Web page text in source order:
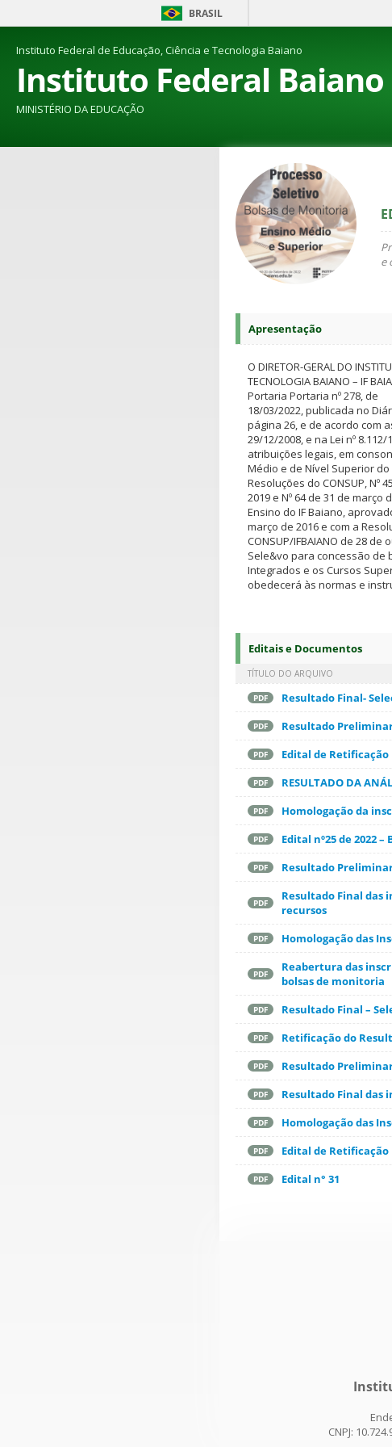
BRASIL
Instituto Federal de Educação, Ciência e Tecnologia Baiano
Instituto Federal Baiano
MINISTÉRIO DA EDUCAÇÃO
e
Apresentação
O DIRETOR-GERAL DO
TECNOLOGIA BAIANO – IF
Portaria Portaria nº 278, de
18/03/2022, publicada no
página 26, e de acordo com
29/12/2008, e na Lei nº
atribuições legais, em
Médio e de Nível Superior
Resoluções do CONSUP, Nº
2019 e Nº 64 de 31 de
Ensino do IF Baiano,
março de 2016 e com a
CONSUP/IFBAIANO de 28
Sele&vo para concessão de
Integrados e os Cursos
obedecerá às normas e
Editais e Documentos
TÍTULO DO ARQUIVO
PDF Resultado Final-
PDF Resultado Preliminar
PDF Edital de Retificação
PDF RESULTADO DA
PDF Homologação da
PDF Edital nº25 de 2022
PDF Resultado Preliminar
PDF
Resultado Final das
recursos
PDF Homologação das
PDF
Reabertura das
bolsas de monitoria
PDF Resultado Final –
PDF Retificação do
PDF Resultado
PDF Resultado Final das
PDF Homologação das
PDF Edital de Retificação
PDF Edital n° 31
CNPJ: